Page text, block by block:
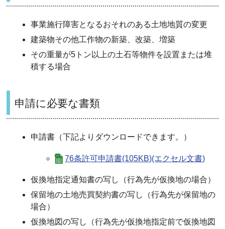
事業施行障害となるおそれのある土地地質の変更
建築物その他工作物の新築、改築、増築
その重量が5トン以上の土石等物件を設置または堆
積する場合
申請に必要な書類
申請書（下記よりダウンロードできます。）
76条許可申請書(105KB)(エクセル文書)
仮換地指定通知書の写し（行為先が仮換地の場合）
保留地の土地売買契約書の写し（行為先が保留地の
場合）
仮換地図の写し（行為先が仮換地指定前で仮換地図